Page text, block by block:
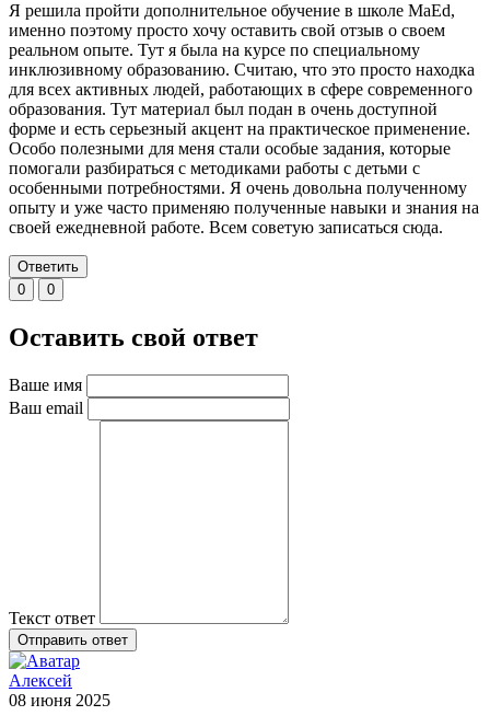
Я решила пройти дополнительное обучение в школе MaEd,
именно поэтому просто хочу оставить свой отзыв о своем
реальном опыте. Тут я была на курсе по специальному
инклюзивному образованию. Считаю, что это просто находка
для всех активных людей, работающих в сфере современного
образования. Тут материал был подан в очень доступной
форме и есть серьезный акцент на практическое применение.
Особо полезными для меня стали особые задания, которые
помогали разбираться с методиками работы с детьми с
особенными потребностями. Я очень довольна полученному
опыту и уже часто применяю полученные навыки и знания на
своей ежедневной работе. Всем советую записаться сюда.
Ответить
0
0
Оставить свой ответ
Ваше имя
Ваш email
Текст ответ
Отправить ответ
Алексей
08 июня 2025